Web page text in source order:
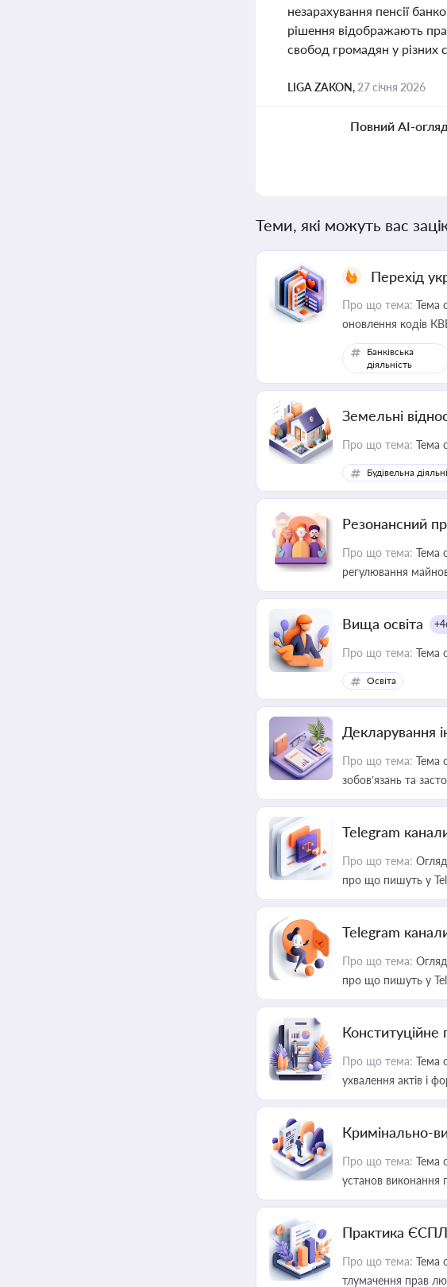
незарахування пенсії
рішення відображають
свобод громадян у різних
LIGA ZAKON, 27 січня 2026
Повний AI-огляд
Теми, які можуть вас
Перехід
Про що тема: Тема
оновлення кодів
Банківська
діяльність
Земельні
Про що тема: Тема
Будівельна
Резонансний
Про що тема: Тема
регулювання
Вища освіта
Про що тема: Тема
Освіта
Декларування
Про що тема: Тема
зобов’язань та
Telegram
Про що тема:
про що пишуть у
Telegram
Про що тема:
про що пишуть у
Про що тема: Тема
ухвалення актів і
Кримінально-
Про що тема: Тема
установ виконання
Практика ЄСПЛ
Про що тема: Тема
тлумачення прав